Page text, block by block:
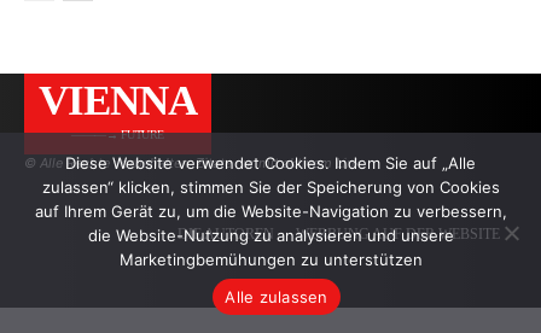
VIENNA
———→ FUTURE
© Alle Rechte vorbehalten. Zitate nur mit aktivem Link.
DIE AUTOREN WERBUNG AUF DER WEBSITE
Diese Website verwendet Cookies. Indem Sie auf „Alle
zulassen“ klicken, stimmen Sie der Speicherung von Cookies
auf Ihrem Gerät zu, um die Website-Navigation zu verbessern,
die Website-Nutzung zu analysieren und unsere
Marketingbemühungen zu unterstützen
Alle zulassen